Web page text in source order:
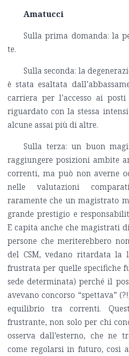
Amatucci
Sulla prima domanda: la
te.
Sulla seconda: la
è stata esaltata
carriera per l’accesso ai
riguardato con la stessa
alcune assai più di altre.
Sulla terza: un buon
raggiungere posizioni ambite
correnti, ma può non averne
nelle valutazioni
raramente che un magistrato
grande prestigio e
E capita anche che magistrati
persone che meriterebbero
del CSM, vedano ritardata la
frustrata per quelle specifiche
sede determinata) perché il
avevano concorso “spettava”
equilibrio tra correnti.
frustrante, non solo per chi
osserva dall’esterno, che ne
come regolarsi in futuro, così